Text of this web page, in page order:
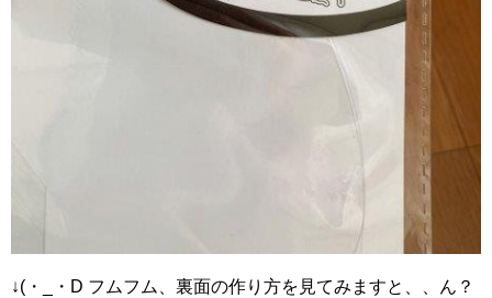
↓(・_・D フムフム、裏面の作り方を見てみますと、、ん？